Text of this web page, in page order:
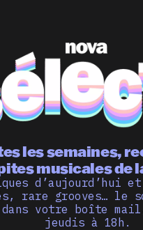
les semaines,
musicales de
d’aujourd’hui et
rare grooves… le
dans votre boîte
jeudis à 18h.